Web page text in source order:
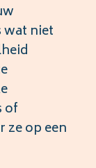
niet
of
ze op een